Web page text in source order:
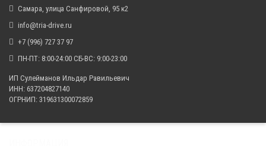
4 715.00 р.
Самара, улица Санфировой, 95 к2
info@tria-drive.ru
+7 (996) 727 37 97
ПН-ПТ: 8:00-24:00 СБ-ВС: 9:00-23:00
ИП Сулейманов Ильдар Равильевич
ИНН: 637204827140
ОГРНИП: 319631300072859